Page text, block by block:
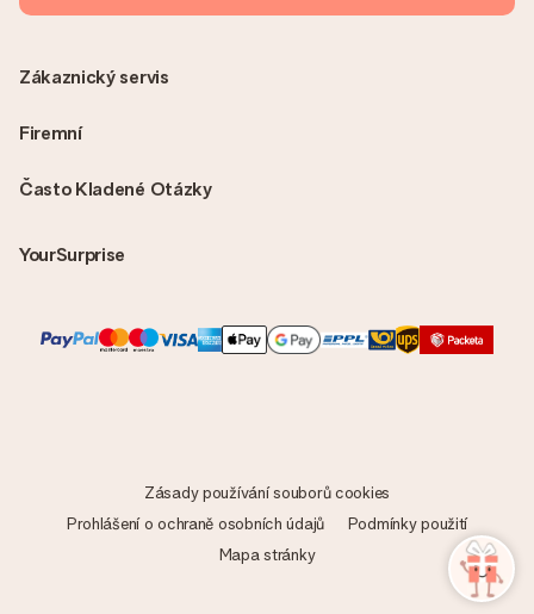
Často Kladené Otázky
YourSurprise
Zákaznický servis
Firemní
Zásady používání souborů cookies
Prohlášení o ochraně osobních údajů
Podmínky použití
Mapa stránky